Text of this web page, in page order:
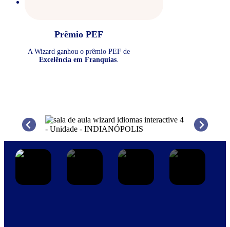
Prêmio PEF
A Wizard ganhou o prêmio PEF de
Excelência em Franquias.